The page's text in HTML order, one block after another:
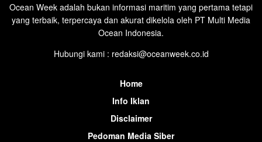
Ocean Week adalah bukan informasi maritim yang pertama tetapi
yang terbaik, terpercaya dan akurat dikelola oleh PT Multi Media
Ocean Indonesia.
Hubungi kami : redaksi@oceanweek.co.id
Home
Info Iklan
Disclaimer
Pedoman Media Siber